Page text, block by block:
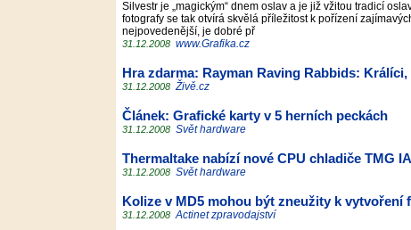
Silvestr je „magickým“ dnem oslav a je již vžitou tradicí
fotografy se tak otvírá skvělá příležitost k pořízení
nejpovedenější, je dobré př
31.12.2008 www.Grafika.cz
Hra zdarma: Rayman Raving Rabbids:
31.12.2008 Živě.cz
Článek: Grafické karty v 5 herních peckách
31.12.2008 Svět hardware
Thermaltake nabízí nové CPU chladiče TMG
31.12.2008 Svět hardware
Kolize v MD5 mohou být zneužity k vytvoření
31.12.2008 Actinet zpravodajství